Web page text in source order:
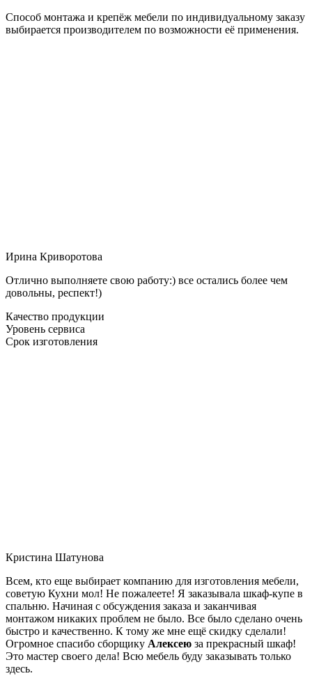
Способ монтажа и крепёж мебели по индивидуальному заказу
выбирается производителем по возможности её применения.
Ирина Криворотова
Отлично выполняете свою работу:) все остались более чем
довольны, респект!)
Качество продукции
Уровень сервиса
Срок изготовления
Кристина Шатунова
Всем, кто еще выбирает компанию для изготовления мебели,
советую Кухни мол! Не пожалеете! Я заказывала шкаф-купе в
спальню. Начиная с обсуждения заказа и заканчивая
монтажом никаких проблем не было. Все было сделано очень
быстро и качественно. К тому же мне ещё скидку сделали!
Огромное спасибо сборщику Алексею за прекрасный шкаф!
Это мастер своего дела! Всю мебель буду заказывать только
здесь.